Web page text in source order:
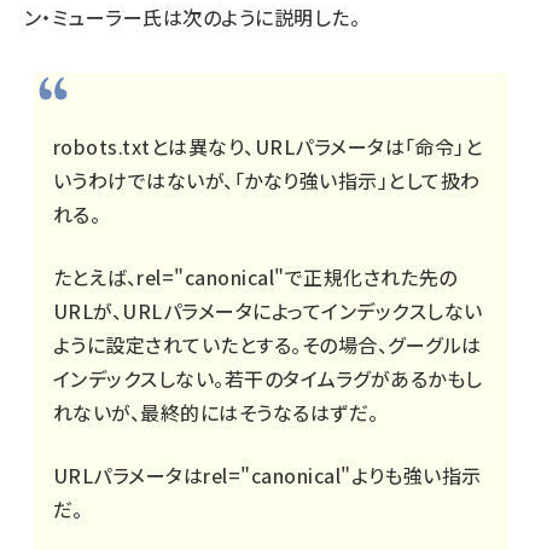
ン・ミューラー氏は次のように説明した。
robots.txtとは異なり、URLパラメータは「命令」と
いうわけではないが、「かなり強い指示」として扱わ
れる。
たとえば、rel="canonical"で正規化された先の
URLが、URLパラメータによってインデックスしない
ように設定されていたとする。その場合、グーグルは
インデックスしない。若干のタイムラグがあるかもし
れないが、最終的にはそうなるはずだ。
URLパラメータはrel="canonical"よりも強い指示
だ。